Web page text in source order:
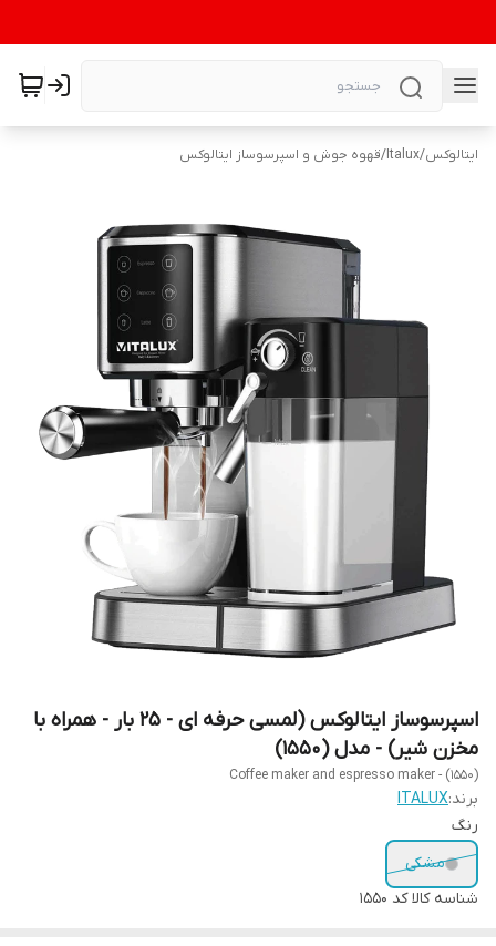
ایتالوکس/
Italux
/قهوه جوش و اسپرسوساز ایتالوکس
اسپرسوساز ایتالوکس (لمسی حرفه ای - 25 بار - همراه با
مخزن شیر) - مدل (1550)
Coffee maker and espresso maker - (1550)
برند:ITALUX
رنگ
مشکی
شناسه کالاکد 1550